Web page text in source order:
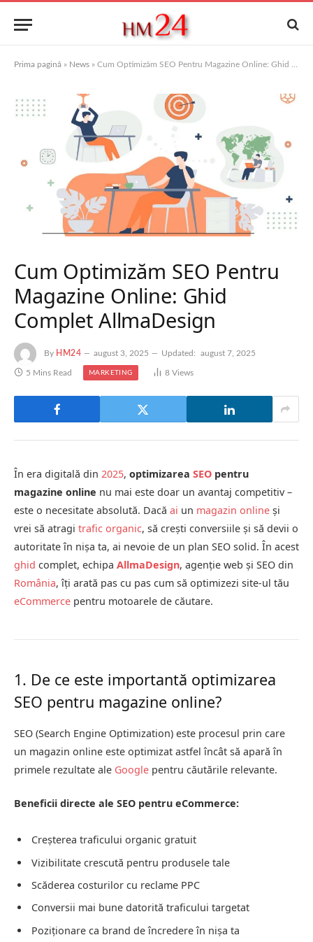
Prima pagină » News » Cum Optimizăm SEO Pentru Magazine Online: Ghid Complet AllmaDesign
Cum Optimizăm SEO Pentru
Magazine Online: Ghid
Complet AllmaDesign
By HM24 august 3, 2025 Updated: august 7, 2025
5 Mins Read MARKETING 8 Views
În era digitală din 2025, optimizarea SEO pentru
magazine online nu mai este doar un avantaj competitiv –
este o necesitate absolută. Dacă ai un magazin online și
vrei să atragi trafic organic, să crești conversiile și să devii o
autoritate în nișa ta, ai nevoie de un plan SEO solid. În acest
ghid complet, echipa AllmaDesign, agenție web și SEO din
România, îți arată pas cu pas cum să optimizezi site-ul tău
eCommerce pentru motoarele de căutare.
1. De ce este importantă optimizarea
SEO pentru magazine online?
SEO (Search Engine Optimization) este procesul prin care
un magazin online este optimizat astfel încât să apară în
primele rezultate ale Google pentru căutările relevante.
Beneficii directe ale SEO pentru eCommerce:
Creșterea traficului organic gratuit
Vizibilitate crescută pentru produsele tale
Scăderea costurilor cu reclame PPC
Conversii mai bune datorită traficului targetat
Poziționare ca brand de încredere în nișa ta